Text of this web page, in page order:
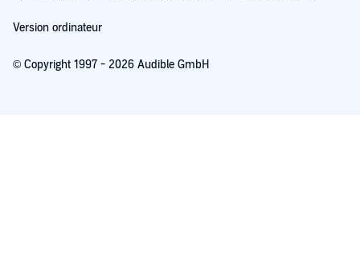
Version ordinateur
© Copyright 1997 - 2026 Audible GmbH